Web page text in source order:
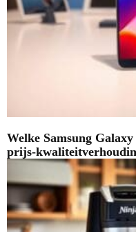
Welke Samsung
prijs-